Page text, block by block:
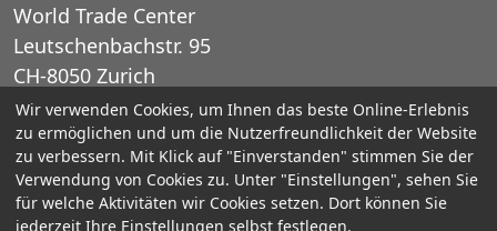
World Trade Center
Leutschenbachstr. 95
CH-8050 Zurich
Schweiz
E-Mail: office@mcadvo.com
© 2005-2025 McAdvo Ltd.
Wir verwenden Cookies, um Ihnen das beste Online-Erlebnis
zu ermöglichen und um die Nutzerfreundlichkeit der Website
zu verbessern. Mit Klick auf "Einverstanden" stimmen Sie der
Verwendung von Cookies zu. Unter "Einstellungen", sehen Sie
für welche Aktivitäten wir Cookies setzen. Dort können Sie
jederzeit Ihre Einstellungen selbst festlegen.